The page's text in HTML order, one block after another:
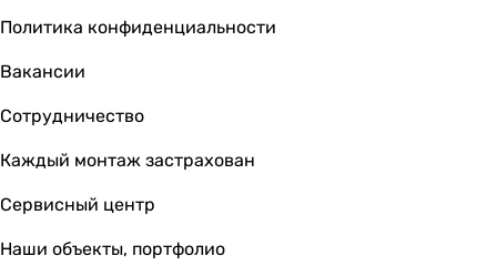
-
-
-
V-образный
-
-
-
Политика конфиденциальности
Вакансии
Сотрудничество
Каждый монтаж застрахован
Сервисный центр
Наши объекты, портфолио